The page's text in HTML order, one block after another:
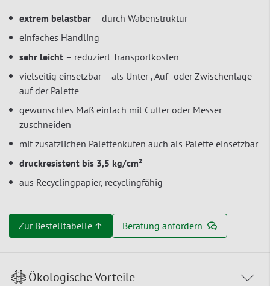
extrem belastbar – durch Wabenstruktur
einfaches Handling
sehr leicht – reduziert Transportkosten
vielseitig einsetzbar – als Unter-, Auf- oder Zwischenlage
auf der Palette
gewünschtes Maß einfach mit Cutter oder Messer
zuschneiden
mit zusätzlichen Palettenkufen auch als Palette einsetzbar
druckresistent bis 3,5 kg/cm²
aus Recyclingpapier, recyclingfähig
Zur Bestelltabelle ↑ Beratung anfordern
Ökologische Vorteile